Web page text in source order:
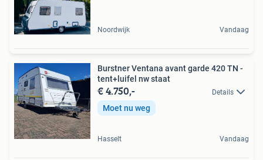
Noordwijk Vandaag
Burstner Ventana avant garde 420 TN -
tent+luifel nw staat
€ 4.750,- Details
Moet nu weg
Hasselt Vandaag